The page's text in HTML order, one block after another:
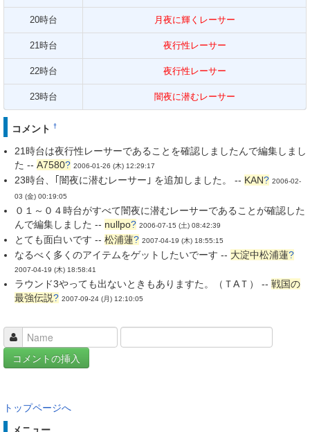
20時台 月夜に輝くレーサー
21時台 夜行性レーサー
22時台 夜行性レーサー
23時台 闇夜に潜むレーサー
コメント †
21時台は夜行性レーサーであることを確認しましたんで編集しまし
た -- A7580? 2006-01-26 (木) 12:29:17
23時台、｢闇夜に潜むレーサー｣ を追加しました。 -- KAN? 2006-02-
03 (金) 00:19:05
０１～０４時台がすべて闇夜に潜むレーサーであることが確認した
んで編集しました -- nullpo? 2006-07-15 (土) 08:42:39
とても面白いです -- 松浦蓮? 2007-04-19 (木) 18:55:15
なるべく多くのアイテムをゲットしたいでーす -- 大淀中松浦蓮?
2007-04-19 (木) 18:58:41
ラウンド3やっても出ないときもありますた。（ＴΑＴ） -- 戦国の
最強伝説? 2007-09-24 (月) 12:10:05
トップページへ